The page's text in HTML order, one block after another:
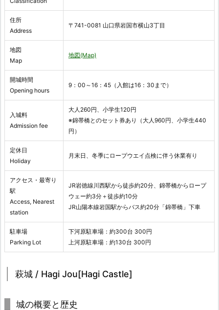
住所
Address
〒741-0081 山口県岩国市横山3丁目
地図
Map
地図(Map)
開城時間
Opening hours
9：00～16：45（入館は16：30まで）
入城料
Admission fee
大人260円、小学生120円
※錦帯橋とのセット券あり（大人960円、小学生440
円）
定休日
Holiday
月末日、冬季にロープウエイ点検に伴う休業有り
アクセス・最寄り
駅
Access, Nearest
station
JR岩徳線川西駅から徒歩約20分、錦帯橋からロープ
ウェー約3分＋徒歩約10分
JR山陽本線岩国駅からバス約20分「錦帯橋」下車
駐車場
Parking Lot
下河原駐車場：約300台 300円
上河原駐車場：約130台 300円
萩城 / Hagi Jou[Hagi Castle]
城の概要と歴史